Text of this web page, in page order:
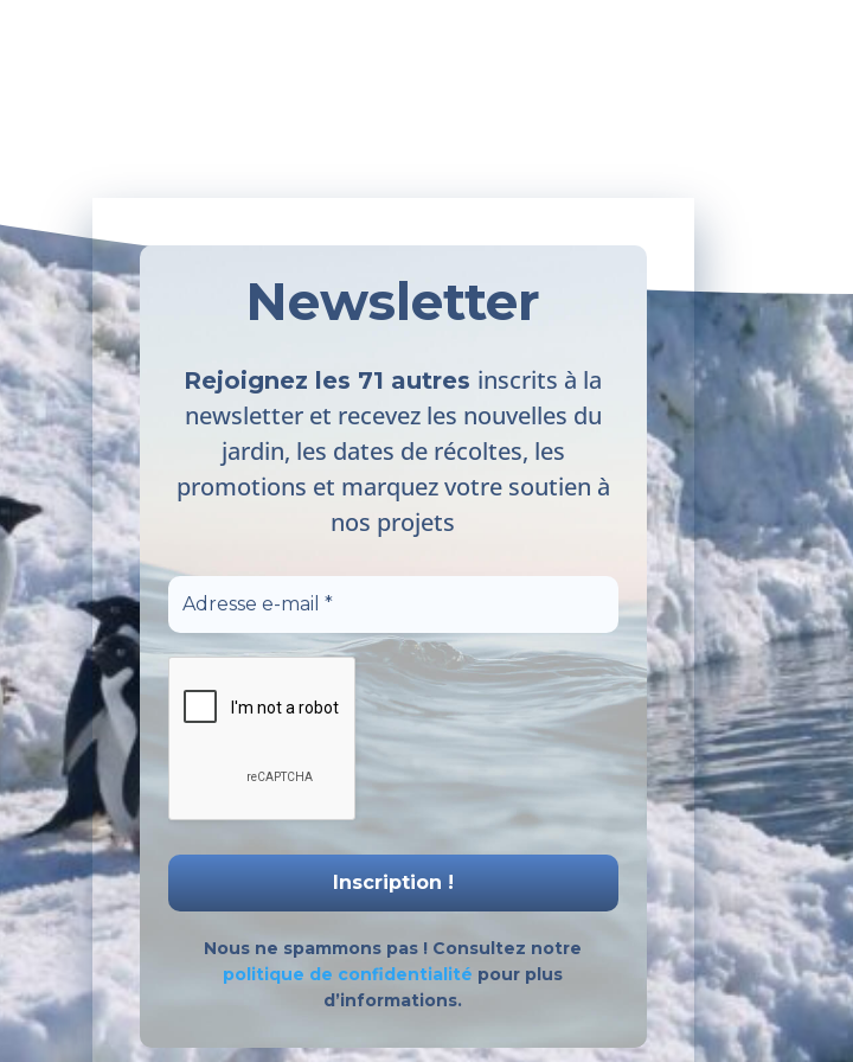
Newsletter
Rejoignez les 71 autres inscrits à la
newsletter et recevez les nouvelles du
jardin, les dates de récoltes, les
promotions et marquez votre soutien à
nos projets
Nous ne spammons pas ! Consultez notre
politique de confidentialité pour plus
d’informations.